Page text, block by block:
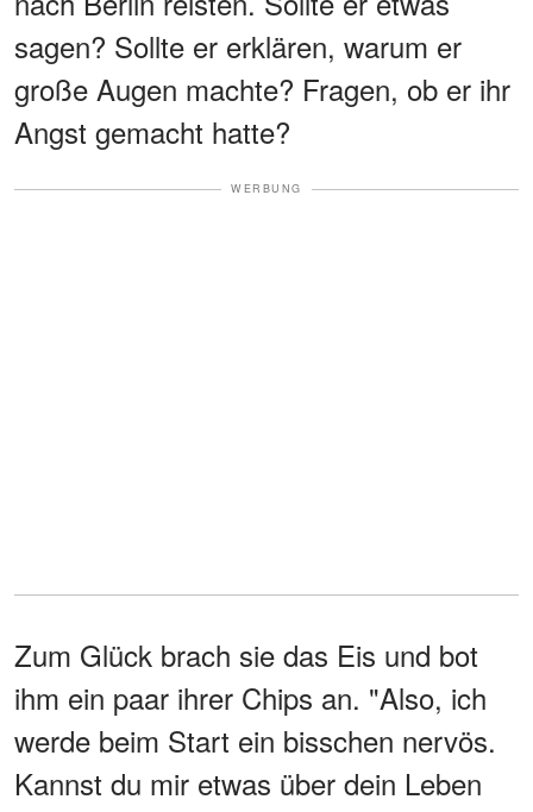
sagen? Sollte er erklären, warum er
große Augen machte? Fragen, ob er ihr
Angst gemacht hatte?
WERBUNG
Zum Glück brach sie das Eis und bot
ihm ein paar ihrer Chips an. "Also, ich
werde beim Start ein bisschen nervös.
Kannst du mir etwas über dein Leben